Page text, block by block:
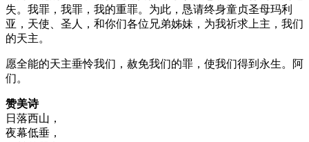
失。我罪，我罪，我的重罪。为此，恳请终身童贞圣母玛利
亚，天使、圣人，和你们各位兄弟姊妹，为我祈求上主，我们
的天主。
愿全能的天主垂怜我们，赦免我们的罪，使我们得到永生。阿
们。
赞美诗
日落西山，
夜幕低垂，